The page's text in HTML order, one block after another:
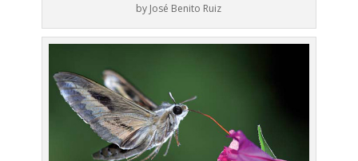
by José Benito Ruiz